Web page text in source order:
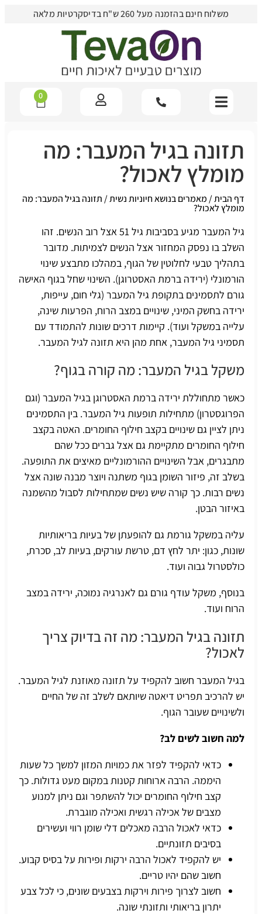
משלוח חינם בהזמנה מעל 260 ש"ח בדיסקרטיות מלאה
0
תזונה בגיל המעבר: מה
מומלץ לאכול?
דף הבית/ מאמרים בנושא חיוניות נשית/ תזונה בגיל המעבר: מה
מומלץ לאכול?
גיל המעבר מגיע בסביבות גיל 51 אצל רוב הנשים. זהו
השלב בו נפסק המחזור אצל הנשים לצמיתות. מדובר
בתהליך טבעי לחלוטין של הגוף, במהלכו מתבצע שינוי
הורמונלי (ירידה ברמת האסטרוגן). השינוי שחל בגוף האישה
גורם לתסמינים בתקופת גיל המעבר (גלי חום, עייפות,
ירידה בחשק המיני, שינויים במצב הרוח, הפרעות שינה,
עלייה במשקל ועוד). קיימות דרכים שונות להתמודד עם
תסמיני גיל המעבר, אחת מהן היא תזונה לגיל המעבר.
משקל בגיל המעבר: מה קורה בגוף?
כאשר מתחוללת ירידה ברמת האסטרוגן בגיל המעבר (וגם
הפרוגסטרון) מתחילות תופעותגיל המעבר. בין התסמינים
ניתן לציין גם שינויים בקצב חילוף החומרים. האטה בקצב
חילוף החומרים מתקיימת גם אצל גברים ככל שהם
מתבגרים, אבל השינויים ההורמונליים מאיצים את התופעה.
בשלב זה, פיזור השומן בגוף משתנה ויוצר מבנה שונה אצל
נשים רבות. כך קורה שיש נשים שמתחילות לסבול מהשמנה
באיזור הבטן.
עליה במשקל גורמת גם להופעתן של בעיות בריאותיות
שונות, כגון: יתר לחץ דם, טרשת עורקים, בעיות לב, סכרת,
כולסטרול גבוה ועוד.
בנוסף, משקל עודף גורם גם לאנרגיה נמוכה, ירידה במצב
הרוח ועוד.
תזונה בגיל המעבר: מה זה בדיוק צריך
לאכול?
בגיל המעבר חשוב להקפיד על תזונה מאוזנת לגיל המעבר.
יש להרכיב תפריט דיאטה שיותאם לשלב זה של החיים
ולשינויים שעובר הגוף.
למה חשוב לשים לב?
כדאי להקפיד לפזר את כמויות המזון למשך כל שעות
היממה. הרבה ארוחות קטנות במקום מעט גדולות. כך
קצב חילוף החומרים יכול להשתפר וגם ניתן למנוע
מצבים של אכילה רגשית ואכילה מוגברת.
כדאי לאכול הרבה מאכלים דלי שומן רווי ועשירים
בסיבים תזונתיים.
יש להקפיד לאכול הרבה ירקות ופירות על בסיס קבוע.
חשוב שהם יהיו טריים.
חשוב לצרוך פירות וירקות בצבעים שונים, כי לכל צבע
יתרון בריאותי ותזונתי שונה.